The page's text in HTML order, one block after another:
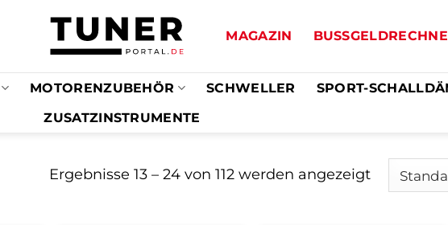
MAGAZIN BUSSGELDRECHNER
MOTORENZUBEHÖR SCHWELLER SPORT-
ZUSATZINSTRUMENTE
Ergebnisse 13 – 24 von 112 werden angezeigt